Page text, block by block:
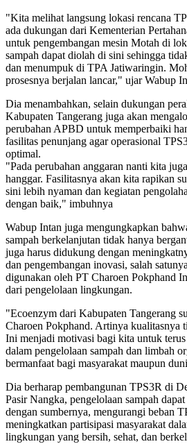
"Kita melihat langsung lokasi rencana
ada dukungan dari Kementerian
untuk pengembangan mesin Motah di
sampah dapat diolah di sini sehingga
dan menumpuk di TPA Jatiwaringin.
prosesnya berjalan lancar," ujar Wabup
Dia menambahkan, selain dukungan
Kabupaten Tangerang juga akan
perubahan APBD untuk memperbaiki
fasilitas penunjang agar operasional
optimal.
"Pada perubahan anggaran nanti kita
hanggar. Fasilitasnya akan kita rapikan
sini lebih nyaman dan kegiatan
dengan baik," imbuhnya
Wabup Intan juga mengungkapkan
sampah berkelanjutan tidak hanya
juga harus didukung dengan
dan pengembangan inovasi, salah
digunakan oleh PT Charoen Pokphand
dari pengelolaan lingkungan.
"Ecoenzym dari Kabupaten Tangerang
Charoen Pokphand. Artinya kualitasnya
Ini menjadi motivasi bagi kita untuk
dalam pengelolaan sampah dan limbah
bermanfaat bagi masyarakat maupun
Dia berharap pembangunan TPS3R di
Pasir Nangka, pengelolaan sampah
dengan sumbernya, mengurangi beban
meningkatkan partisipasi masyarakat
lingkungan yang bersih, sehat, dan